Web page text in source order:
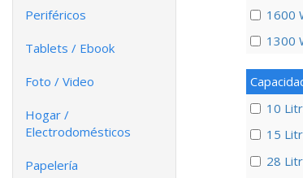
Periféricos
Tablets / Ebook
Foto / Video
Hogar /
Electrodomésticos
Papelería
1600
1300
10
15
28